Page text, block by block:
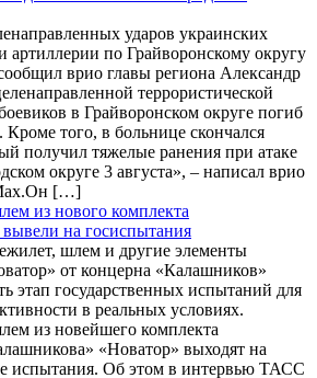
ударов украинских
артиллерии по Грайворонскому округу
врио главы региона Александр
террористической
в Грайворонском округе погиб
того, в больнице скончался
получил тяжелые ранения при атаке
округе 3 августа», – написал врио
[…]
из нового комплекта
на госиспытания
шлем и другие элементы
от концерна «Калашников»
этап государственных испытаний для
в реальных условиях.
из новейшего комплекта
«Новатор» выходят на
испытания. Об этом в интервью ТАСС